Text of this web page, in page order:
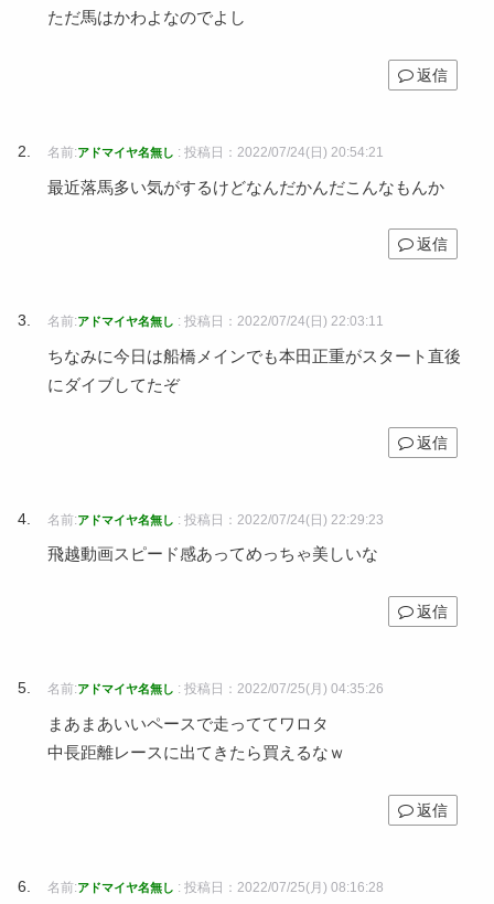
ただ馬はかわよなのでよし
返信
名前:アドマイヤ名無し : 投稿日：2022/07/24(日) 20:54:21
最近落馬多い気がするけどなんだかんだこんなもんか
返信
名前:アドマイヤ名無し : 投稿日：2022/07/24(日) 22:03:11
ちなみに今日は船橋メインでも本田正重がスタート直後
にダイブしてたぞ
返信
名前:アドマイヤ名無し : 投稿日：2022/07/24(日) 22:29:23
飛越動画スピード感あってめっちゃ美しいな
返信
名前:アドマイヤ名無し : 投稿日：2022/07/25(月) 04:35:26
まあまあいいペースで走っててワロタ
中長距離レースに出てきたら買えるなｗ
返信
名前:アドマイヤ名無し : 投稿日：2022/07/25(月) 08:16:28